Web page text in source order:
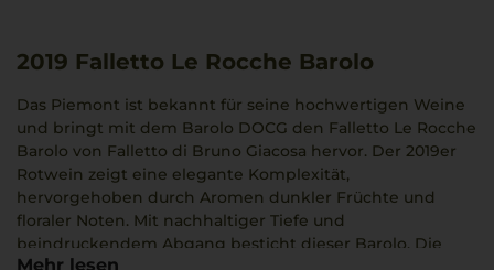
2019 Falletto Le Rocche Barolo
Das Piemont ist bekannt für seine hochwertigen Weine
und bringt mit dem Barolo DOCG den Falletto Le Rocche
Barolo von Falletto di Bruno Giacosa hervor. Der 2019er
Rotwein zeigt eine elegante Komplexität,
hervorgehoben durch Aromen dunkler Früchte und
floraler Noten. Mit nachhaltiger Tiefe und
beindruckendem Abgang besticht dieser Barolo. Die
Mehr lesen